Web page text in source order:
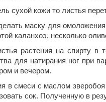
сухой кожи то листья
маску для
каланхоэ, несколько
растения на спирту
для натирания ног при
и вечером.
в смеси с маслом
сок. Полученную в